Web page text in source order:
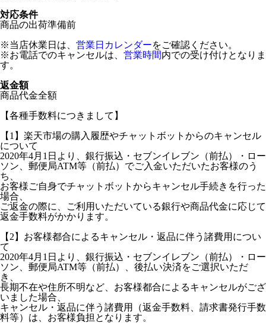
対応条件
商品の出荷準備前
※当店休業日は、 営業日カレンダーをご確認ください。
※お電話でのキャンセルは、 営業時間内での受け付けとなりま
す。
返金額
商品代金全額
【各種手数料につきまして】
【1】楽天市場の購入履歴やチャットボットからのキャンセル
について
2020年4月1日より、銀行振込・セブンイレブン（前払）・ロー
ソン、郵便局ATM等（前払）でご入金いただいたお客様のう
ち、
お客様ご自身でチャットボットからキャンセル手続きを行った
場合、
ご返金の際に、ご利用いただいている銀行や商品代金に応じて
返金手数料がかかります。
【2】お客様都合によるキャンセル・返品に伴う諸費用につい
て
2020年4月1日より、銀行振込・セブンイレブン（前払）・ロー
ソン、郵便局ATM等（前払）、後払い決済をご選択いただ
き、
長期不在や住所不明など、お客様都合によるキャンセルがござ
いました場合、
キャンセル・返品に伴う諸費用（返金手数料、請求書発行手数
料等）は、お客様負担となります。